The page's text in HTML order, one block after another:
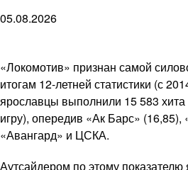
05.08.2026
«Локомотив» признан самой
итогам 12-летней статистики (с
ярославцы выполнили 15 583
игру), опередив «Ак Барс»
«Авангард» и ЦСКА.
Аутсайдером по этому